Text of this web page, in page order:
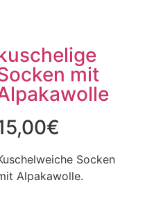
mit
€
Socken
Alpakawolle.